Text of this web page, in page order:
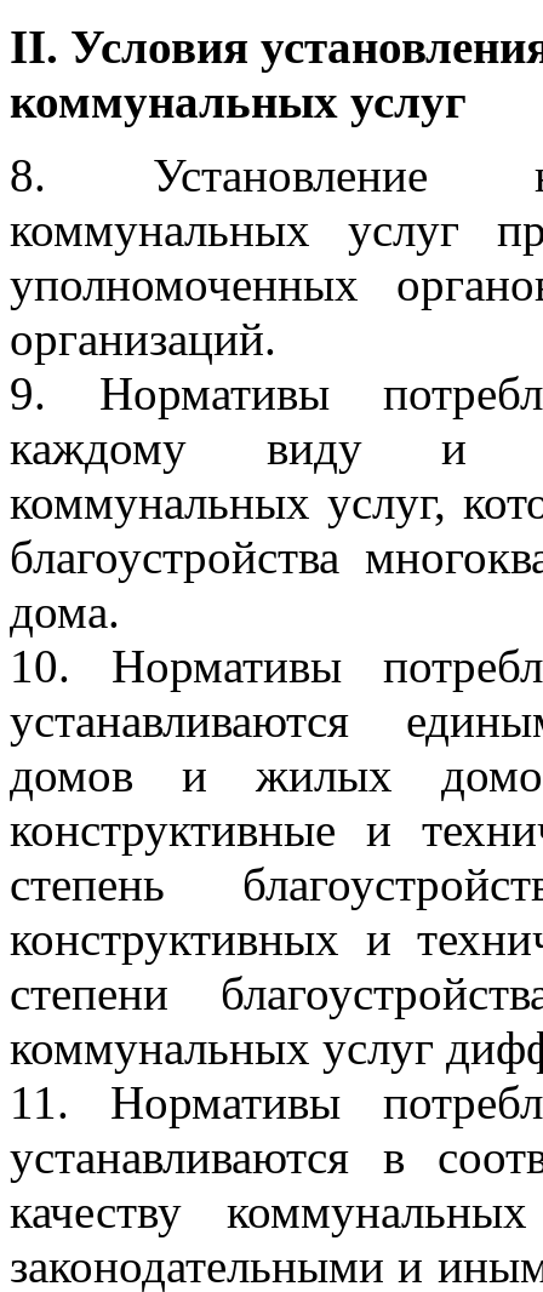
II. Условия
коммунальных услуг
8. Установление
коммунальных услуг
уполномоченных
организаций.
9. Нормативы
каждому виду и
коммунальных услуг,
благоустройства
дома.
10. Нормативы
устанавливаются
домов и жилых
конструктивные и
степень
конструктивных и
степени
коммунальных услуг
11. Нормативы
устанавливаются в
качеству
законодательными и